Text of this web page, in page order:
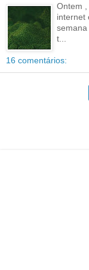
Ontem
internet
t...
16 comentários: